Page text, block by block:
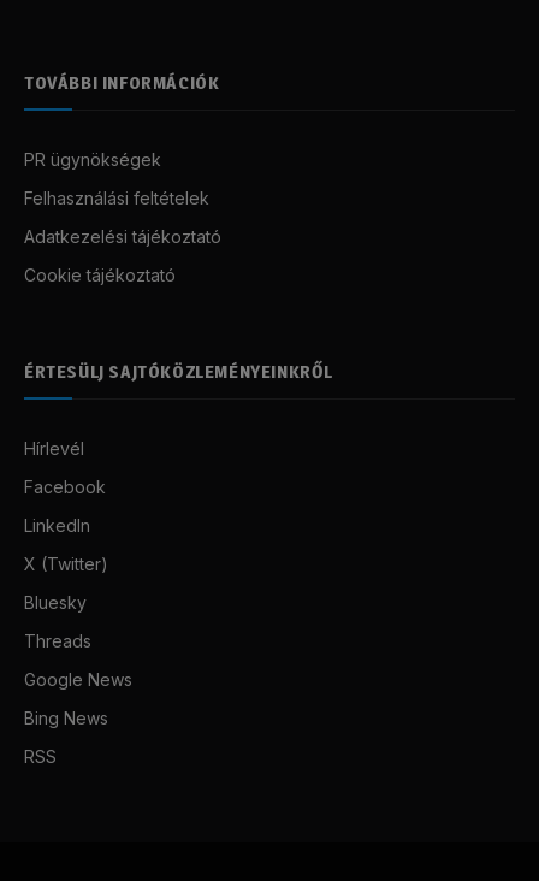
TOVÁBBI INFORMÁCIÓK
PR ügynökségek
Felhasználási feltételek
Adatkezelési tájékoztató
Cookie tájékoztató
ÉRTESÜLJ SAJTÓKÖZLEMÉNYEINKRŐL
Hírlevél
Facebook
LinkedIn
X (Twitter)
Bluesky
Threads
Google News
Bing News
RSS